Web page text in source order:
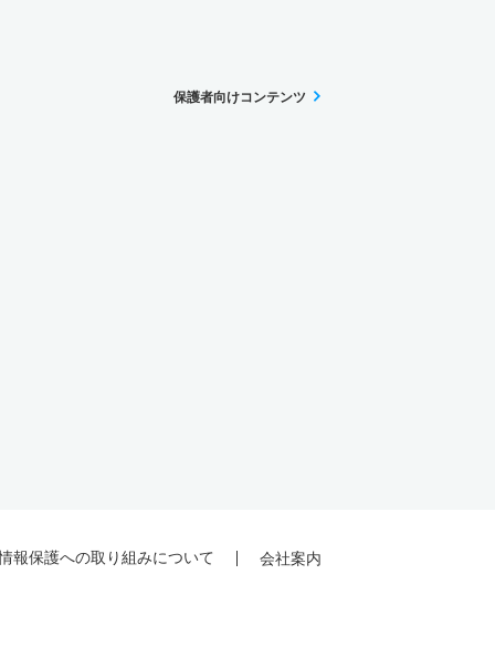
保護者向けコンテンツ
報保護への取り組みについて 会社案内